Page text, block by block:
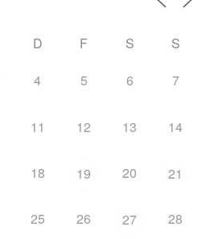
D F S S
4 5 6 7
11 12 13 14
18 19 20 21
25 26 27 28